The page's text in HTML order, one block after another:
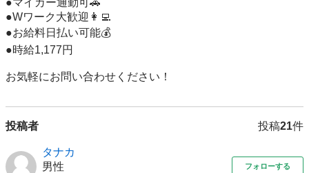
●マイカー通勤可🚗
●Wワーク大歓迎👩‍💻
●お給料日払い可能💰
●時給1,177円
お気軽にお問い合わせください！
投稿者 投稿21件
タナカ
男性
フォローする